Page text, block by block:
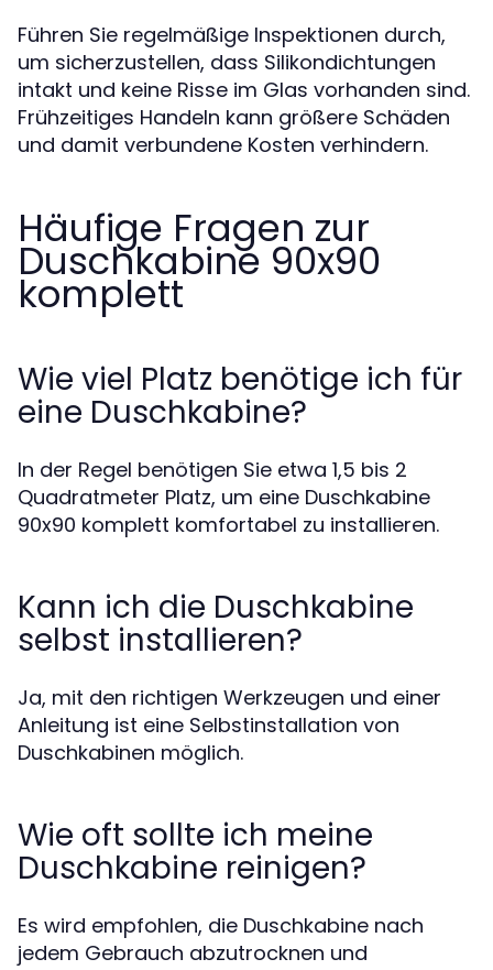
Führen Sie regelmäßige Inspektionen durch,
um sicherzustellen, dass Silikondichtungen
intakt und keine Risse im Glas vorhanden sind.
Frühzeitiges Handeln kann größere Schäden
und damit verbundene Kosten verhindern.
Häufige Fragen zur
Duschkabine 90x90
komplett
Wie viel Platz benötige ich für
eine Duschkabine?
In der Regel benötigen Sie etwa 1,5 bis 2
Quadratmeter Platz, um eine Duschkabine
90x90 komplett komfortabel zu installieren.
Kann ich die Duschkabine
selbst installieren?
Ja, mit den richtigen Werkzeugen und einer
Anleitung ist eine Selbstinstallation von
Duschkabinen möglich.
Wie oft sollte ich meine
Duschkabine reinigen?
Es wird empfohlen, die Duschkabine nach
jedem Gebrauch abzutrocknen und